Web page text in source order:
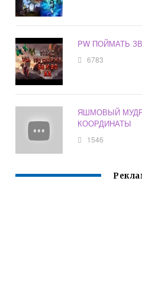
PW ПОЙМАТЬ
6783
ЯШМОВЫЙ
КООРДИНАТЫ
1546